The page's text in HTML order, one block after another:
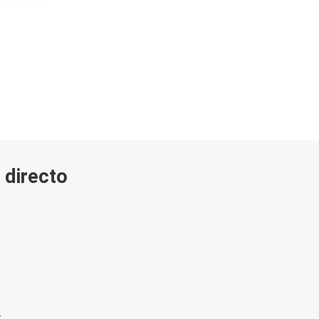
directo